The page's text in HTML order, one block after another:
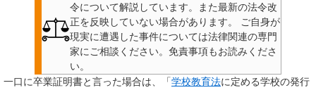
令について解説しています。また最新の法令改
正を反映していない場合があります。
ご自身が
現実に遭遇した事件については法律関連の専門
家にご相談ください。 免責事項もお読みくださ
い。
一口に卒業証明書と言った場合は、「学校教育法に定める学校の発行